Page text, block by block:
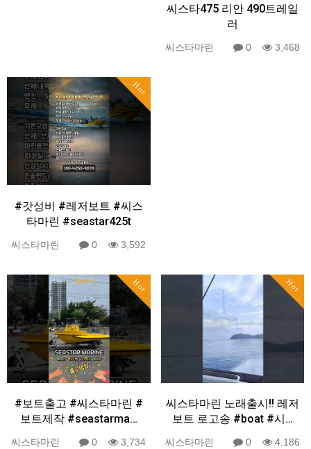
씨스타475 리안 490트레일
러
씨스타마린 0 3,468
Hot
#갓성비 #레저보트 #씨스
타마린 #seastar425t
씨스타마린 0 3,592
Hot
#보트출고 #씨스타마린 #
보트제작 #seastarma…
씨스타마린 0 3,734
Hot
씨스타마린 노래출시!! 레저
보트 로고송 #boat #시…
씨스타마린 0 4,186